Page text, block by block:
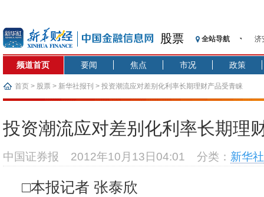
股票 全站导航
济
【
济
在
基
频道首页 要闻 焦点 市况 政策
首页 > 股票 > 新华社报刊 > 投资潮流应对差别化利率长期理财产品受青睐
投资潮流应对差别化利率长期理
中国证券报 2012年10月13日04:01 分类： 新华
□本报记者 张泰欣